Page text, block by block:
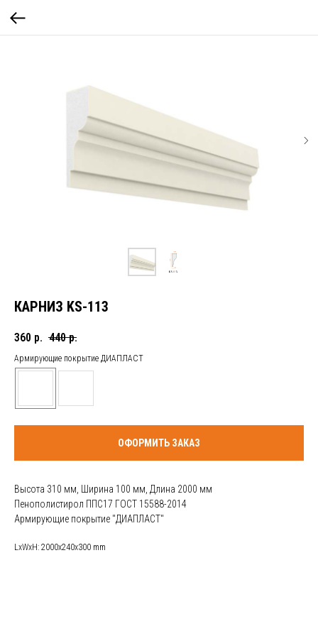
КАРНИЗ KS-113
360 р. 440 р.
Армирующие покрытие ДИАПЛАСТ
ОФОРМИТЬ ЗАКАЗ
Высота 310 мм, Ширина 100 мм, Длина 2000 мм
Пенополистирол ППС17 ГОСТ 15588-2014
Армирующие покрытие "ДИАПЛАСТ"
LxWxH: 2000x240x300 mm